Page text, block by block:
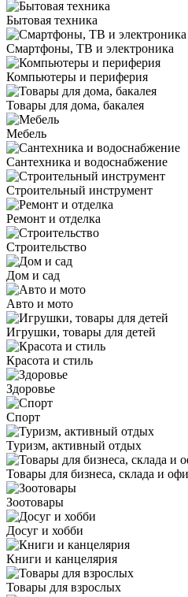
Бытовая техника
Смартфоны, ТВ и электроника
Компьютеры и периферия
Товары для дома, бакалея
Мебель
Сантехника и водоснабжение
Строительный инструмент
Ремонт и отделка
Строительство
Дом и сад
Авто и мото
Игрушки, товары для детей
Красота и стиль
Здоровье
Спорт
Туризм, активный отдых
Товары для бизнеса, склада и
Зоотовары
Досуг и хобби
Книги и канцелярия
Товары для взрослых